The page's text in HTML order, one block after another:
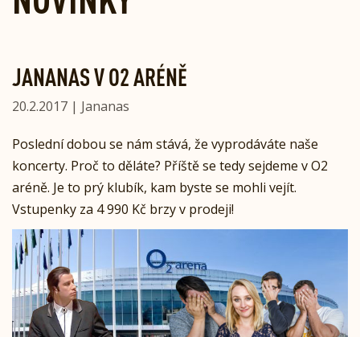
JANANAS V O2 ARÉNĚ
20.2.2017 | Jananas
Poslední dobou se nám stává, že vyprodáváte naše
koncerty. Proč to děláte? Příště se tedy sejdeme v O2
aréně. Je to prý klubík, kam byste se mohli vejít.
Vstupenky za 4 990 Kč brzy v prodeji!